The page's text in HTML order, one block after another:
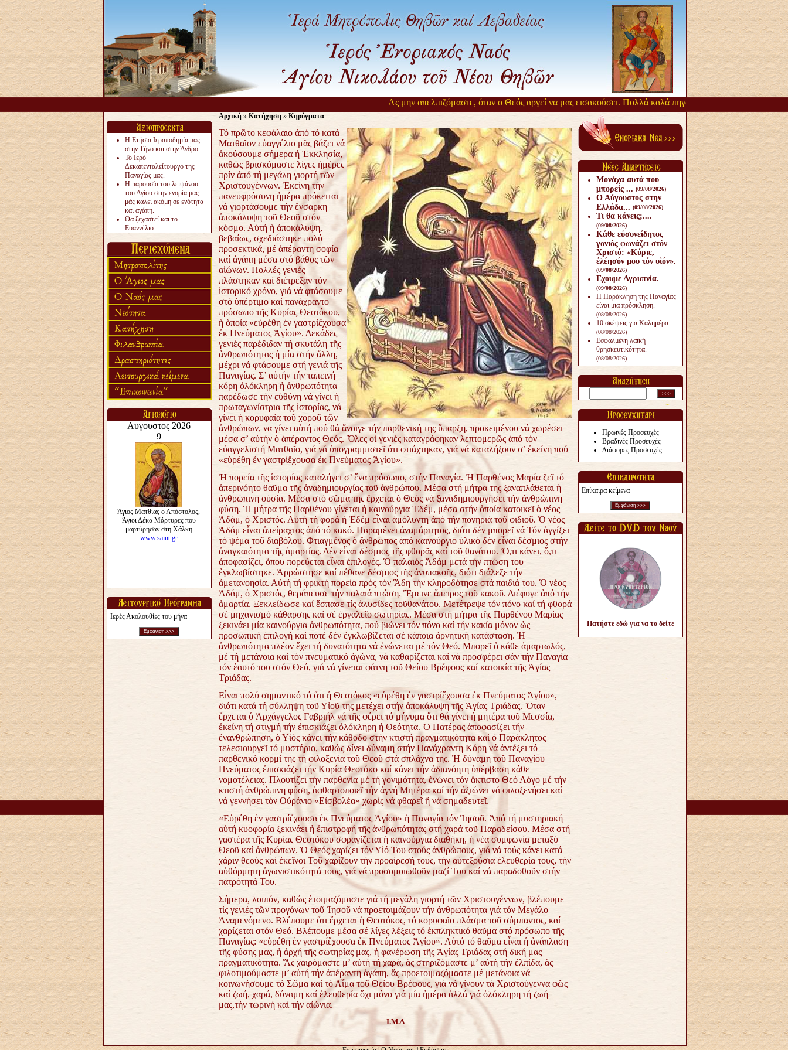
Ας μην απελπιζόμαστε, όταν ο Θεός αργεί να μας εισακούσει. Πολλά καλά πηγάζουν, από την αργοπορία
Η Ετήσια Ιεραποδημία μας
στην Τήνο και στην Άνδρο.
Το Ιερό
Δεκαπενταλείτουργο της
Παναγίας μας.
Η παρουσία του λειψάνου
του Αγίου στην ενορία μας
μάς καλεί ακόμη σε ενότητα
και αγάπη.
Θα ξεχαστεί και το
Ευαγγέλιο;
«πολύ αργά».
Ζητείται....
Ιερές Ακολουθίες του μήνα
Αρχική» Κατήχηση» Κηρύγματα
Τό πρῶτο κεφάλαιο ἀπό τό κατά
Ματθαῖον εὐαγγέλιο μᾶς βάζει νά
ἀκούσουμε σήμερα ἡ Ἐκκλησία,
καθώς βρισκόμαστε λίγες ἡμέρες
πρίν ἀπό τή μεγάλη γιορτή τῶν
Χριστουγέννων. Ἐκείνη τήν
πανευφρόσυνη ἡμέρα πρόκειται
νά γιορτάσουμε τήν ἔνσαρκη
ἀποκάλυψη τοῦ Θεοῦ στόν
κόσμο. Αὐτή ἡ ἀποκάλυψη,
βεβαίως, σχεδιάστηκε πολύ
προσεκτικά, μέ ἀπέραντη σοφία
καί ἀγάπη μέσα στό βάθος τῶν
αἰώνων. Πολλές γενιές
πλάστηκαν καί διέτρεξαν τόν
ἱστορικό χρόνο, γιά νά φτάσουμε
στό ὑπέρτιμο καί πανάχραντο
πρόσωπο τῆς Κυρίας Θεοτόκου,
ἡ ὁποία «εὑρέθη ἐν γαστρίἔχουσα
ἐκ Πνεύματος Ἁγίου». Δεκάδες
γενιές παρέδιδαν τή σκυτάλη τῆς
ἀνθρωπότητας ἡ μία στήν ἄλλη,
μέχρι νά φτάσουμε στή γενιά τῆς
Παναγίας. Σ’ αὐτήν τήν ταπεινή
κόρη ὁλόκληρη ἡ ἀνθρωπότητα
παρέδωσε τήν εὐθύνη νά γίνει ἡ
πρωταγωνίστρια τῆς ἱστορίας, νά
γίνει ἡ κορυφαία τοῦ χοροῦ τῶν
ἀνθρώπων, να γίνει αὐτή πού θά ἄνοιγε τήν παρθενική της ὕπαρξη, προκειμένου νά χωρέσει
μέσα σ’ αὐτήν ὁ ἀπέραντος Θεός. Ὅλες οἱ γενιές καταγράφηκαν λεπτομερῶς ἀπό τόν
εὐαγγελιστή Ματθαῖο, γιά νά ὑπογραμμιστεῖ ὅτι φτιάχτηκαν, γιά νά καταλήξουν σ’ ἐκείνη πού
«εὑρέθη ἐν γαστρίἔχουσα ἐκ Πνεύματος Ἁγίου».
Ἡ πορεία τῆς ἱστορίας καταλήγει σ’ ἕνα πρόσωπο, στήν Παναγία. Ἡ Παρθένος Μαρία ζεῖ τό
ἀπερινόητο θαῦμα τῆς ἀναδημιουργίας τοῦ ἀνθρώπου. Μέσα στή μήτρα της ξαναπλάθεται ἡ
ἀνθρώπινη οὐσία. Μέσα στό σῶμα της ἔρχεται ὁ Θεός νά ξαναδημιουργήσει τήν ἀνθρώπινη
φύση. Ἡ μήτρα τῆς Παρθένου γίνεται ἡ καινούργια Ἐδέμ, μέσα στήν ὁποία κατοικεῖ ὁ νέος
Ἀδάμ, ὁ Χριστός. Αὐτή τή φορά ἡ Ἐδέμ εἶναι ἀμόλυντη ἀπό τήν πονηριά τοῦ φιδιοῦ. Ὁ νέος
Ἀδάμ εἶναι ἀπείραχτος ἀπό τό κακό. Παραμένει ἀναμάρτητος, διότι δέν μπορεῖ νά Τόν ἀγγίξει
τό ψέμα τοῦ διαβόλου. Φτιαγμένος ὁ ἄνθρωπος ἀπό καινούργιο ὑλικό δέν εἶναι δέσμιος στήν
ἀναγκαιότητα τῆς ἁμαρτίας. Δέν εἶναι δέσμιος τῆς φθορᾶς καί τοῦ θανάτου. Ὅ,τι κάνει, ὅ,τι
ἀποφασίζει, ὅπου πορεύεται εἶναι ἐπιλογές. Ὁ παλαιός Ἀδάμ μετά τήν πτώση του
ἐγκλωβίστηκε. Ἀρρώστησε καί πέθανε δέσμιος τῆς ἀνυπακοῆς, διότι διάλεξε τήν
ἀμετανοησία. Αὐτή τή φρικτή πορεία πρός τόν Ἅδη τήν κληροδότησε στά παιδιά του. Ὁ νέος
Ἀδάμ, ὁ Χριστός, θεράπευσε τήν παλαιά πτώση. Ἔμεινε ἄπειρος τοῦ κακοῦ. Διέφυγε ἀπό τήν
ἁμαρτία. Ξεκλείδωσε καί ἔσπασε τίς ἁλυσίδες τοῦθανάτου. Μετέτρεψε τόν πόνο καί τή φθορά
σέ μηχανισμό κάθαρσης καί σέ ἐργαλεῖο σωτηρίας. Μέσα στή μήτρα τῆς Παρθένου Μαρίας
ξεκινάει μία καινούργια ἀνθρωπότητα, πού βιώνει τόν πόνο καί τήν κακία μόνον ὡς
προσωπική ἐπιλογή καί ποτέ δέν ἐγκλωβίζεται σέ κάποια ἀρνητική κατάσταση. Ἡ
ἀνθρωπότητα πλέον ἔχει τή δυνατότητα νά ἑνώνεται μέ τόν Θεό. Μπορεῖ ὁ κάθε ἁμαρτωλός,
μέ τή μετάνοια καί τόν πνευματικό ἀγώνα, νά καθαρίζεται καί νά προσφέρει σάν τήν Παναγία
τόν ἑαυτό του στόν Θεό, γιά νά γίνεται φάτνη τοῦ Θείου Βρέφους καί κατοικία τῆς Ἁγίας
Τριάδας.
Εἶναι πολύ σημαντικό τό ὅτι ἡ Θεοτόκος «εὑρέθη ἐν γαστρίἔχουσα ἐκ Πνεύματος Ἁγίου»,
διότι κατά τή σύλληψη τοῦ Υἱοῦ της μετέχει στήν ἀποκάλυψη τῆς Ἁγίας Τριάδας. Ὅταν
ἔρχεται ὁ Ἀρχάγγελος Γαβριήλ νά τῆς φέρει τό μήνυμα ὅτι θά γίνει ἡ μητέρα τοῦ Μεσσία,
ἐκείνη τή στιγμή τήν ἐπισκιάζει ὁλόκληρη ἡ Θεότητα. Ὁ Πατέρας ἀποφασίζει τήν
ἐνανθρώπηση, ὁ Υἱός κάνει τήν κάθοδο στήν κτιστή πραγματικότητα καί ὁ Παράκλητος
τελεσιουργεῖ τό μυστήριο, καθώς δίνει δύναμη στήν Πανάχραντη Κόρη νά ἀντέξει τό
παρθενικό κορμί της τή φιλοξενία τοῦ Θεοῦ στά σπλάχνα της. Ἡ δύναμη τοῦ Παναγίου
Πνεύματος ἐπισκιάζει τήν Κυρία Θεοτόκο καί κάνει τήν ἀδιανόητη ὑπέρβαση κάθε
νομοτέλειας. Πλουτίζει τήν παρθενία μέ τή γονιμότητα, ἑνώνει τόν ἄκτιστο Θεό Λόγο μέ τήν
κτιστή ἀνθρώπινη φύση, ἀφθαρτοποιεῖ τήν ἁγνή Μητέρα καί τήν ἀξιώνει νά φιλοξενήσει καί
νά γεννήσει τόν Οὐράνιο «Εἰσβολέα» χωρίς νά φθαρεῖ ἤ νά σημαδευτεῖ.
«Εὑρέθη ἐν γαστρίἔχουσα ἐκ Πνεύματος Ἁγίου» ἡ Παναγία τόν Ἰησοῦ. Ἀπό τή μυστηριακή
αὐτή κυοφορία ξεκινάει ἡ ἐπιστροφή τῆς ἀνθρωπότητας στή χαρά τοῦ Παραδείσου. Μέσα στή
γαστέρα τῆς Κυρίας Θεοτόκου σφραγίζεται ἡ καινούργια διαθήκη, ἡ νέα συμφωνία μεταξύ
Θεοῦ καί ἀνθρώπων. Ὁ Θεός χαρίζει τόν Υἱό Του στούς ἀνθρώπους, γιά νά τούς κάνει κατά
χάριν θεούς καί ἐκεῖνοι Τοῦ χαρίζουν τήν προαίρεσή τους, τήν αὐτεξούσια ἐλευθερία τους, τήν
αὐθόρμητη ἀγωνιστικότητά τους, γιά νά προσομοιωθοῦν μαζί Του καί νά παραδοθοῦν στήν
πατρότητά Του.
Σήμερα, λοιπόν, καθώς ἑτοιμαζόμαστε γιά τή μεγάλη γιορτή τῶν Χριστουγέννων, βλέπουμε
τίς γενιές τῶν προγόνων τοῦ Ἰησοῦ νά προετοιμάζουν τήν ἀνθρωπότητα γιά τόν Μεγάλο
Ἀναμενόμενο. Βλέπουμε ὅτι ἔρχεται ἡ Θεοτόκος, τό κορυφαῖο πλάσμα τοῦ σύμπαντος, καί
χαρίζεται στόν Θεό. Βλέπουμε μέσα σέ λίγες λέξεις τό ἐκπληκτικό θαῦμα στό πρόσωπο τῆς
Παναγίας: «εὑρέθη ἐν γαστρίἔχουσα ἐκ Πνεύματος Ἁγίου». Αὐτό τό θαῦμα εἶναι ἡ ἀνάπλαση
τῆς φύσης μας, ἡ ἀρχή τῆς σωτηρίας μας, ἡ φανέρωση τῆς Ἁγίας Τριάδας στή δική μας
πραγματικότητα. Ἄς χαιρόμαστε μ’ αὐτή τή χαρά, ἄς στηριζόμαστε μ’ αὐτή τήν ἐλπίδα, ἄς
φιλοτιμούμαστε μ’ αὐτή τήν ἀπέραντη ἀγάπη, ἄς προετοιμαζόμαστε μέ μετάνοια νά
κοινωνήσουμε τό Σῶμα καί τό Αἷμα τοῦ Θείου Βρέφους, γιά νά γίνουν τά Χριστούγεννα φῶς
καί ζωή, χαρά, δύναμη καί ἐλευθερία ὄχι μόνο γιά μία ἡμέρα ἀλλά γιά ὁλόκληρη τή ζωή
μας,τήν τωρινή καί τήν αἰώνια.
Ι.Μ.Δ
Μονάχα αυτά που
μπορείς ... (09/08/2026)
Ο Αύγουστος στην
Ελλάδα... (09/08/2026)
Τι θα κάνεις;....
(09/08/2026)
Κάθε εὐσυνείδητος
γονιός φωνάζει στόν
Χριστό: «Κύριε,
ἐλέησόν μου τόν υἱόν».
(09/08/2026)
Εχουμε Αγρυπνία.
(09/08/2026)
Η Παράκληση της Παναγίας
είναι μια πρόσκληση.
(08/08/2026)
10 σκέψεις για Καλημέρα.
(08/08/2026)
Εσφαλμένη λαϊκή
θρησκευτικότητα.
(08/08/2026)
Πρωϊνές Προσευχές
Βραδινές Προσευχές
Διάφορες Προσευχές
Επίκαιρα κείμενα
Πατήστε εδώ για να το δείτε